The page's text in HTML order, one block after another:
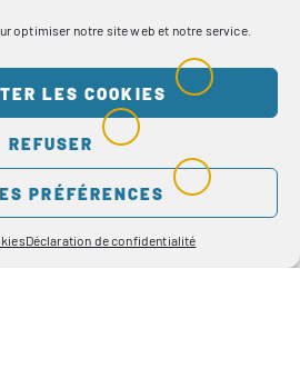
optimiser notre site web et notre service.
LES COOKIES
REFUSER
PRÉFÉRENCES
Déclaration de confidentialité
journée à Istanbul